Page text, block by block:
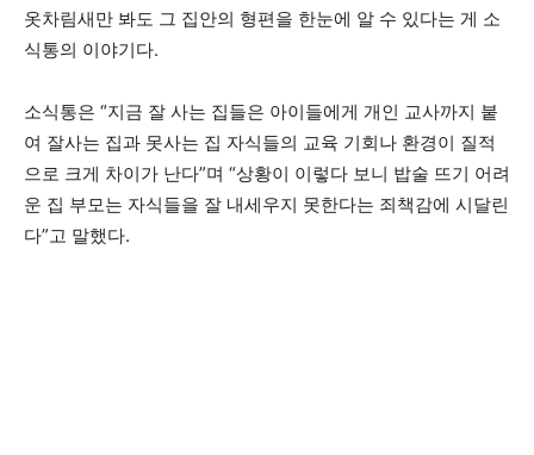
옷차림새만 봐도 그 집안의 형편을 한눈에 알 수 있다는 게 소
식통의 이야기다.
소식통은 “지금 잘 사는 집들은 아이들에게 개인 교사까지 붙
여 잘사는 집과 못사는 집 자식들의 교육 기회나 환경이 질적
으로 크게 차이가 난다”며 “상황이 이렇다 보니 밥술 뜨기 어려
운 집 부모는 자식들을 잘 내세우지 못한다는 죄책감에 시달린
다”고 말했다.